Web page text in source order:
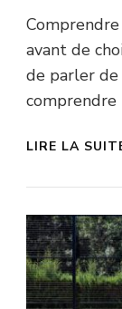
avant de
de parler
LIRE LA